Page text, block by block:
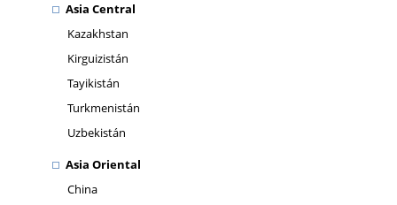
Asia Central
Kazakhstan
Kirguizistán
Tayikistán
Turkmenistán
Uzbekistán
Asia Oriental
China